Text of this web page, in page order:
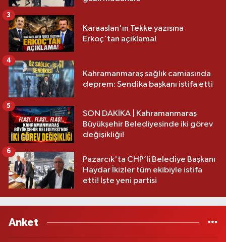
Karaaslan'ın Tekke yazısına
Erkoç'tan açıklama!
3
Kahramanmaraş sağlık camiasında
deprem: Sendika başkanı istifa etti
4
SON DAKİKA | Kahramanmaraş
Büyükşehir Belediyesinde iki görev
değişikliği!
5
Pazarcık'ta CHP’li Belediye Başkanı
Haydar İkizler tüm ekibiyle istifa
etti! İşte yeni partisi
6
Anket